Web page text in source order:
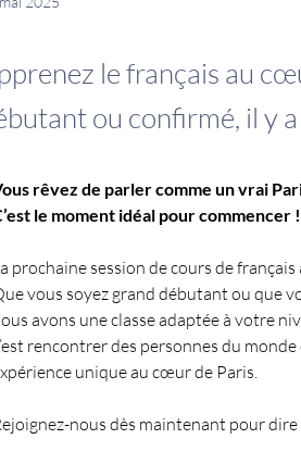
le français au
ou confirmé, il y
rêvez de parler comme un vrai
le moment idéal pour commencer !
prochaine session de cours de
vous soyez grand débutant ou que
avons une classe adaptée à votre
rencontrer des personnes du
unique au cœur de Paris.
nous dès maintenant pour